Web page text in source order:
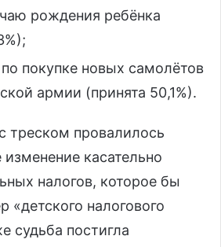
рождения ребёнка
покупке новых самолётов
армии (принята 50,1%).
треском провалилось
изменение касательно
налогов, которое бы
налогового
судьба постигла